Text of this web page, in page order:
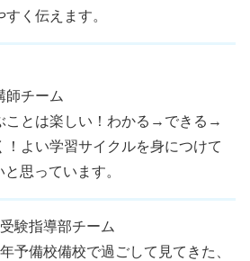
すく伝えます。
師チーム
ことは楽しい！わかる→できる→
！よい学習サイクルを身につけて
思っています。
験指導部チーム
予備校備校で過ごして見てきた、